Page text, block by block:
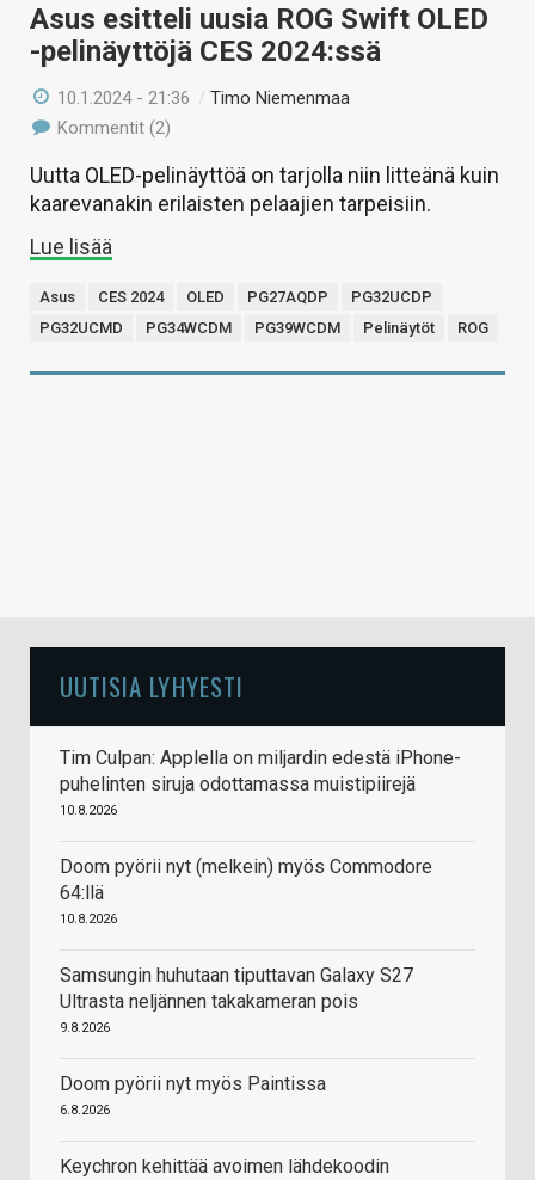
HAKU
Asus esitteli uusia ROG Swift OLED
-pelinäyttöjä CES 2024:ssä
10.1.2024 - 21:36 /Timo Niemenmaa
Kommentit (2)
Uutta OLED-pelinäyttöä on tarjolla niin litteänä kuin
kaarevanakin erilaisten pelaajien tarpeisiin.
Lue lisää
Asus CES 2024 OLED PG27AQDP
PG32UCDP
PG32UCMD
PG34WCDM PG39WCDM Pelinäytöt ROG
UUTISIA LYHYESTI
Tim Culpan: Applella on miljardin edestä iPhone-
puhelinten siruja odottamassa muistipiirejä
10.8.2026
Doom pyörii nyt (melkein) myös Commodore
64:llä
10.8.2026
Samsungin huhutaan tiputtavan Galaxy S27
Ultrasta neljännen takakameran pois
9.8.2026
Doom pyörii nyt myös Paintissa
6.8.2026
Keychron kehittää avoimen lähdekoodin